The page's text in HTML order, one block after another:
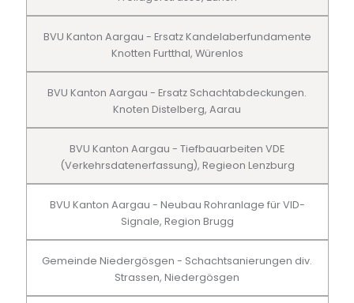
BVU Kanton Aargau - Ersatz Kandelaberfundamente
Knotten Furtthal, Würenlos
BVU Kanton Aargau - Ersatz Schachtabdeckungen.
Knoten Distelberg, Aarau
BVU Kanton Aargau - Tiefbauarbeiten VDE
(Verkehrsdatenerfassung), Regieon Lenzburg
BVU Kanton Aargau - Neubau Rohranlage für VID-
Signale, Region Brugg
Gemeinde Niedergösgen - Schachtsanierungen div.
Strassen, Niedergösgen